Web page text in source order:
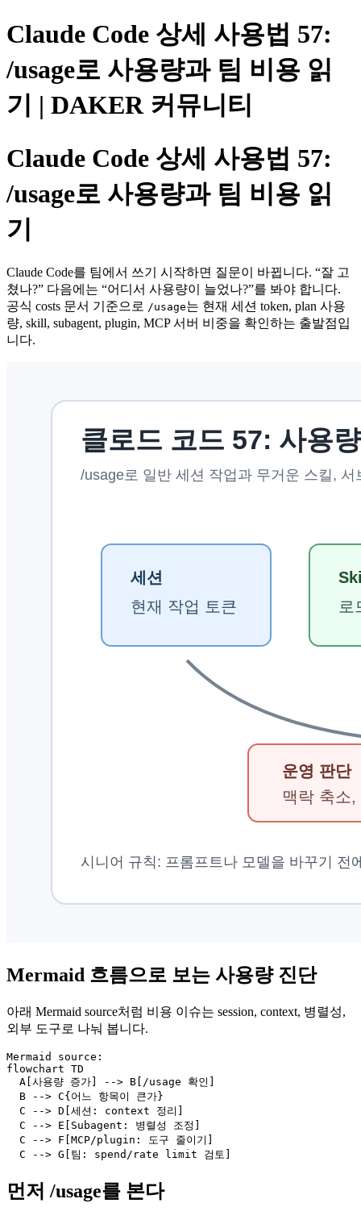
Claude Code 상세 사용법 57:
/usage로 사용량과 팀 비용 읽
기 | DAKER 커뮤니티
Claude Code 상세 사용법 57:
/usage로 사용량과 팀 비용 읽
기
Claude Code를 팀에서 쓰기 시작하면 질문이 바뀝니다. “잘 고
쳤나?” 다음에는 “어디서 사용량이 늘었나?”를 봐야 합니다.
공식 costs 문서 기준으로 /usage는 현재 세션 token, plan 사용
량, skill, subagent, plugin, MCP 서버 비중을 확인하는 출발점입
니다.
Mermaid 흐름으로 보는 사용량 진단
아래 Mermaid source처럼 비용 이슈는 session, context, 병렬성,
외부 도구로 나눠 봅니다.
Mermaid source:
flowchart TD
  A[사용량 증가] --> B[/usage 확인]
  B --> C{어느 항목이 큰가}
  C --> D[세션: context 정리]
  C --> E[Subagent: 병렬성 조정]
  C --> F[MCP/plugin: 도구 줄이기]
  C --> G[팀: spend/rate limit 검토]
먼저 /usage를 본다